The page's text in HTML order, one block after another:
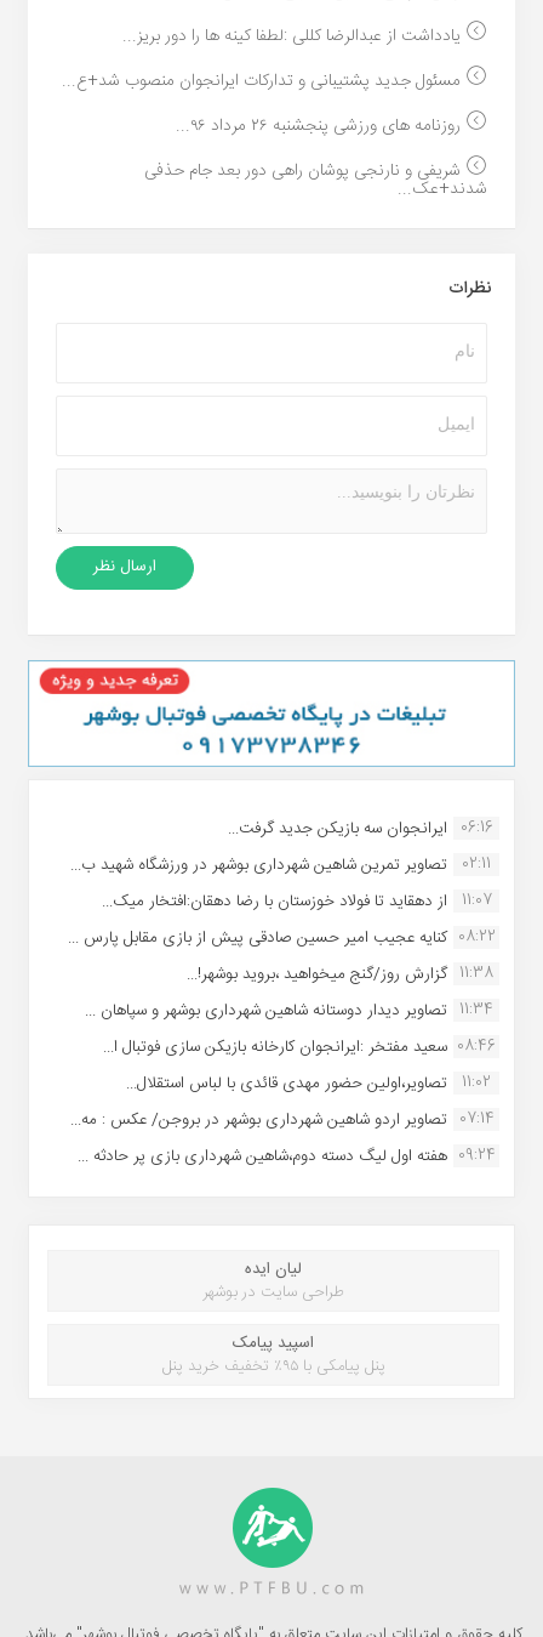
یادداشت از عبدالرضا کللی :لطفا کینه ها را دور بریز...
مسئول جدید پشتیبانی و تدارکات ایرانجوان منصوب شد+ع...
روزنامه های ورزشی پنجشنبه ۲۶ مرداد ۹۶...
شریفی و نارنجی پوشان راهی دور بعد جام حذفی
شدند+عک...
نظرات
06:16 ایرانجوان سه بازیکن جدید گرفت...
02:11
تصاویر تمرین شاهین شهردارى بوشهر در ورزشگاه شهید ب...
11:07
از دهقاید تا فولاد خوزستان با رضا دهقان:افتخار میک...
08:22 کنایه عجیب امیر حسین صادقی پیش از بازی مقابل پارس ...
11:38 گزارش روز/گنج میخواهید ،بروید بوشهر!...
11:34 تصاویر دیدار دوستانه شاهین شهردارى بوشهر و سپاهان ...
08:46 سعید مفتخر :ایرانجوان کارخانه بازیکن سازی فوتبال ا...
11:02
تصاویر،اولین حضور مهدی قائدی با لباس استقلال...
07:14 تصاویر اردو شاهین شهرداری بوشهر در بروجن/ عکس : مه...
09:24 هفته اول لیگ دسته دوم،شاهین شهرداری بازی پر حادثه ...
لیان ایده
طراحی سایت در بوشهر
اسپید پیامک
پنل پیامکی با ۹۵٪ تخفیف خرید پنل